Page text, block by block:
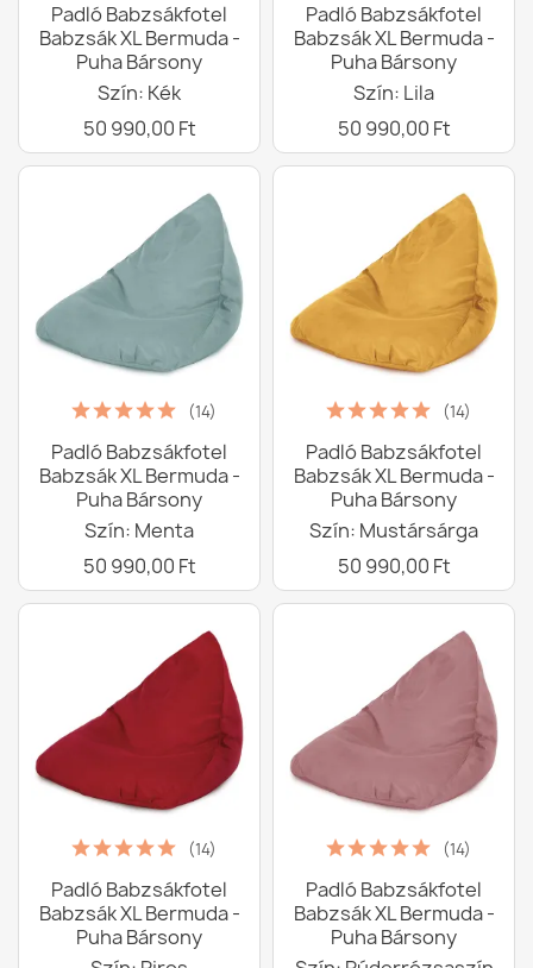
Padló Babzsákfotel
Babzsák XL Bermuda -
Puha Bársony
Szín: Kék
50 990,00 Ft
Padló Babzsákfotel
Babzsák XL Bermuda -
Puha Bársony
Szín: Lila
50 990,00 Ft
(14)
Padló Babzsákfotel
Babzsák XL Bermuda -
Puha Bársony
Szín: Menta
50 990,00 Ft
(14)
Padló Babzsákfotel
Babzsák XL Bermuda -
Puha Bársony
Szín: Mustársárga
50 990,00 Ft
(14)
Padló Babzsákfotel
Babzsák XL Bermuda -
Puha Bársony
(14)
Padló Babzsákfotel
Babzsák XL Bermuda -
Puha Bársony